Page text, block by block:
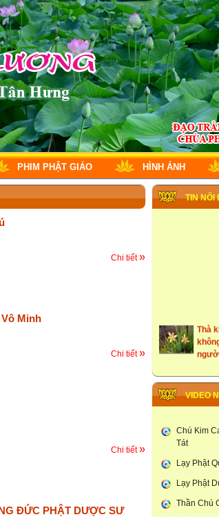
PHIM PHẬT GIÁO HÌNH ẢNH
Chi tiết»
Minh
Chi tiết»
Chi tiết»
ĐỨC PHẬT DƯỢC SƯ
TIN NỔI
Thà
Tây
Giao
Học
VIDEO
Chú Kim
Tát
Lạy Phật
Lạy Phật
Thần Chú